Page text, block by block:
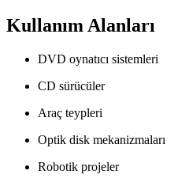
Kullanım Alanları
DVD oynatıcı sistemleri
CD sürücüler
Araç teypleri
Optik disk mekanizmaları
Robotik projeler